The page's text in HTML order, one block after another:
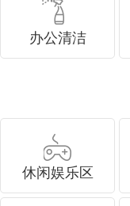
办公清洁
休闲娱乐区